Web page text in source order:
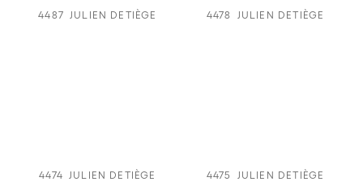
4487 JULIEN DETIÈGE 4478 JULIEN DETIÈGE
4474 JULIEN DETIÈGE 4475 JULIEN DETIÈGE